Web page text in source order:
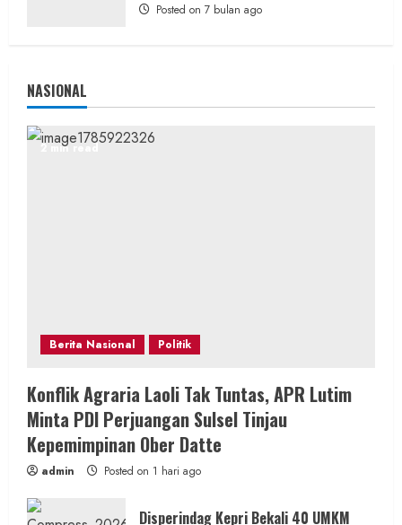
Posted on 7 bulan ago
NASIONAL
2 min read
Berita Nasional Politik
Konflik Agraria Laoli Tak Tuntas, APR Lutim
Minta PDI Perjuangan Sulsel Tinjau
Kepemimpinan Ober Datte
admin Posted on 1 hari ago
Disperindag Kepri Bekali 40 UMKM